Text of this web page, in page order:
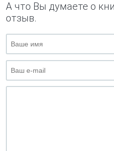
А что Вы думаете о
отзыв.